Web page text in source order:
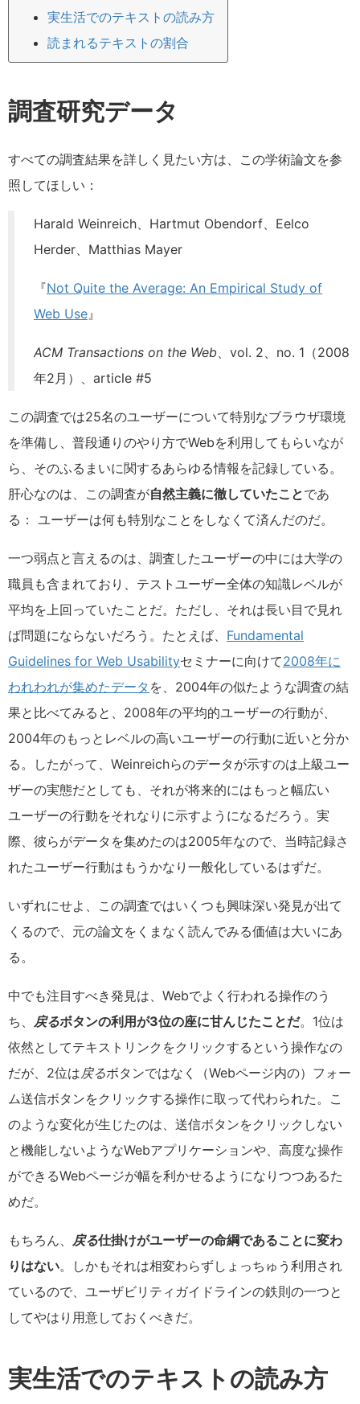
実生活でのテキストの読み方
読まれるテキストの割合
調査研究データ
すべての調査結果を詳しく見たい方は、この学術論文を参
照してほしい：
Harald Weinreich、Hartmut Obendorf、Eelco
Herder、Matthias Mayer
『Not Quite the Average: An Empirical Study of
Web Use』
ACM Transactions on the Web、vol. 2、no. 1（2008
年2月）、article #5
この調査では25名のユーザーについて特別なブラウザ環境
を準備し、普段通りのやり方でWebを利用してもらいなが
ら、そのふるまいに関するあらゆる情報を記録している。
肝心なのは、この調査が自然主義に徹していたことであ
る： ユーザーは何も特別なことをしなくて済んだのだ。
一つ弱点と言えるのは、調査したユーザーの中には大学の
職員も含まれており、テストユーザー全体の知識レベルが
平均を上回っていたことだ。ただし、それは長い目で見れ
ば問題にならないだろう。たとえば、 Fundamental
Guidelines for Web Usabilityセミナーに向けて2008年に
われわれが集めたデータ を、2004年の似たような調査の結
果と比べてみると、2008年の平均的ユーザーの行動が、
2004年のもっとレベルの高いユーザーの行動に近いと分か
る。したがって、Weinreichらのデータが示すのは上級ユー
ザーの実態だとしても、それが将来的にはもっと幅広い
ユーザーの行動をそれなりに示すようになるだろう。実
際、彼らがデータを集めたのは2005年なので、当時記録さ
れたユーザー行動はもうかなり一般化しているはずだ。
いずれにせよ、この調査ではいくつも興味深い発見が出て
くるので、元の論文をくまなく読んでみる価値は大いにあ
る。
中でも注目すべき発見は、Webでよく行われる操作のう
ち、 戻るボタンの利用が3位の座に甘んじたことだ。1位は
依然としてテキストリンクをクリックするという操作なの
だが、2位は戻るボタンではなく（Webページ内の）フォー
ム送信ボタンをクリックする操作に取って代わられた。こ
のような変化が生じたのは、送信ボタンをクリックしない
と機能しないようなWebアプリケーションや、高度な操作
ができるWebページが幅を利かせるようになりつつあるた
めだ。
もちろん、 戻る仕掛けがユーザーの命綱であることに変わ
りはない。しかもそれは相変わらずしょっちゅう利用され
ているので、ユーザビリティガイドラインの鉄則の一つと
してやはり用意しておくべきだ。
実生活でのテキストの読み方